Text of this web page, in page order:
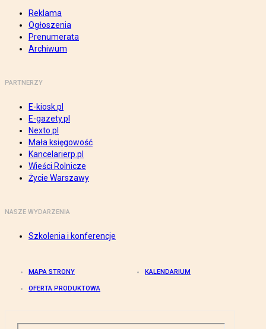
Reklama
Ogłoszenia
Prenumerata
Archiwum
PARTNERZY
E-kiosk.pl
E-gazety.pl
Nexto.pl
Mała księgowość
Kancelarierp.pl
Wieści Rolnicze
Życie Warszawy
NASZE WYDARZENIA
Szkolenia i konferencje
MAPA STRONY KALENDARIUM
OFERTA PRODUKTOWA